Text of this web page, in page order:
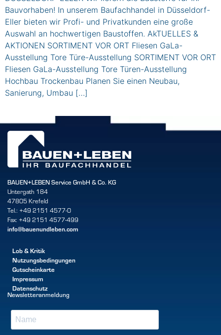
Bauvorhaben! In unserem Baufachhandel in Düsseldorf-
Eller bieten wir Profi- und Privatkunden eine große
Auswahl an hochwertigen Baustoffen. AkTUELLES &
AKTIONEN SORTIMENT VOR ORT Fliesen GaLa-
Ausstellung Tore Türe-Ausstellung SORTIMENT VOR ORT
Fliesen GaLa-Ausstellung Tore Türen-Ausstellung
Hochbau Trockenbau Planen Sie einen Neubau,
Sanierung, Umbau […]
BAUEN+LEBEN Service GmbH & Co. KG
Untergath 184
47805 Krefeld
Tel.: +49 2151 4577-0
Fax: +49 2151 4577-499
info@bauenundleben.com
Lob & Kritik
Nutzungsbedingungen
Gutscheinkarte
Impressum
Datenschutz
Newsletteranmeldung